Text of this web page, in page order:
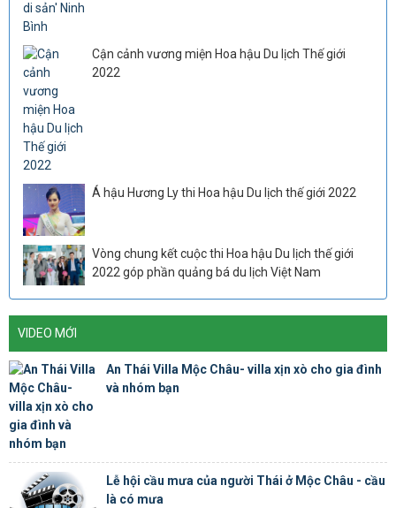
Cận cảnh vương miện Hoa hậu Du lịch Thế giới
2022
Á hậu Hương Ly thi Hoa hậu Du lịch thế giới 2022
Vòng chung kết cuộc thi Hoa hậu Du lịch thế giới
2022 góp phần quảng bá du lịch Việt Nam
VIDEO MỚI
An Thái Villa Mộc Châu- villa xịn xò cho gia đình
và nhóm bạn
Lễ hội cầu mưa của người Thái ở Mộc Châu - cầu
là có mưa